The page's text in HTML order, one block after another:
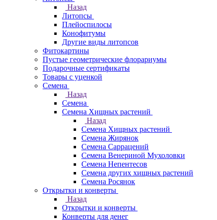
Назад
Литопсы
Плейоспилосы
Конофитумы
Другие виды литопсов
Фитокартины
Пустые геометрические флорариумы
Подарочные сертификаты
Товары с уценкой
Семена
Назад
Семена
Семена Хищных растений
Назад
Семена Хищных растений
Семена Жирянок
Семена Саррацений
Семена Венериной Мухоловки
Семена Непентесов
Семена других хищных растений
Семена Росянок
Открытки и конверты
Назад
Открытки и конверты
Конверты для денег